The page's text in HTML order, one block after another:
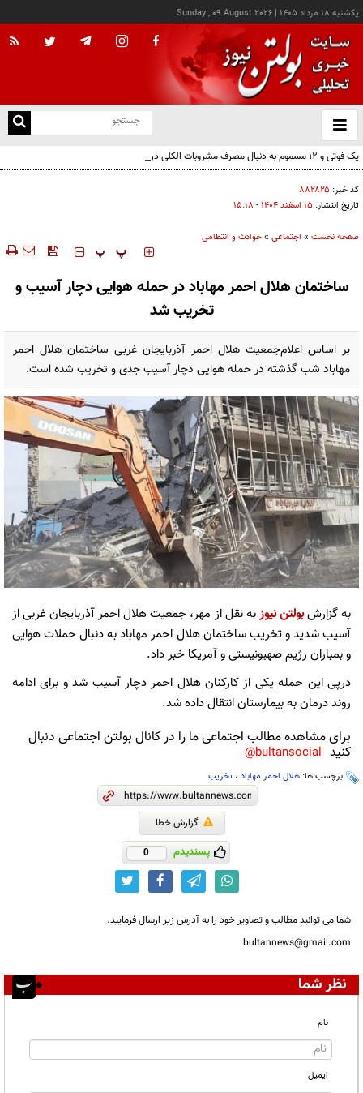
يکشنبه ۱۸ مرداد ۱۴۰۵ |
Sunday , 09 August 2026
باز
و
یک فوتی و ۱۲ مسموم به دنبال مصرف مشروبات الکلی در نیشابور
کد خبر: ۸۸۲۸۲۵
تاریخ انتشار: ۱۵ اسفند ۱۴۰۴ - ۱۵:۱۸
صفحه نخست » اجتماعی »حوادث و انتظامی
‍‍‍ پ پ
ساختمان هلال احمر مهاباد در حمله هوایی دچار آسیب و
تخریب شد
بر اساس اعلام‌جمعیت هلال احمر آذربایجان غربی ساختمان هلال احمر
مهاباد شب گذشته در حمله هوایی دچار آسیب جدی و تخریب شده است.
به گزارشبولتن نیوزبه نقل از مهر، جمعیت هلال احمر آذربایجان غربی از
آسیب شدید و تخریب ساختمان هلال احمر مهاباد به دنبال حملات هوایی
و بمباران رژیم صهیونیستی و آمریکا خبر داد.
درپی این حمله یکی از کارکنان هلال احمر دچار آسیب شد و برای ادامه
روند درمان به بیمارستان انتقال داده شد.
برای مشاهده مطالب اجتماعی ما را در کانال بولتن اجتماعی دنبال
کنید bultansocial@
برچسب ها: هلال احمر مهاباد ، تخریب
گزارش خطا
پسندیدم 0
شما می توانید مطالب و تصاویر خود را به آدرس زیر ارسال فرمایید.
bultannews@gmail.com
نظر شما
نام
ایمیل